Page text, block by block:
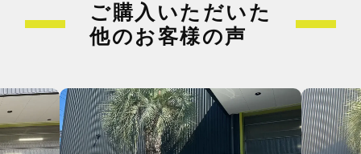
ご購入いただいた
他のお客様の声